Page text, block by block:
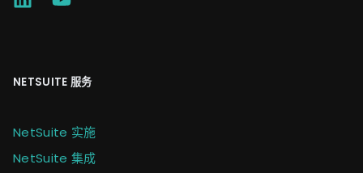
NETSUITE 服务
NetSuite 实施
NetSuite 集成